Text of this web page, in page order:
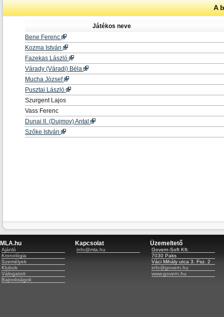
A
Játékos neve
Bene Ferenc
Kozma István
Fazekas László
Várady (Váradi) Béla
Mucha József
Pusztai László
Szurgent Lajos
Vass Ferenc
Dunai II. (Dujmov) Antal
Szőke István
MLA.hu
Ajánló
Kronológia
Személyek
Klubok
Válogatott
Bajnokságok
Kapcsolat
info@mla.hu
Üzemeltető
Govern-Soft Kft.
7030 Paks
Váci Mihály utca 3. Fsz. 2
info@govern.hu
www.govern.hu